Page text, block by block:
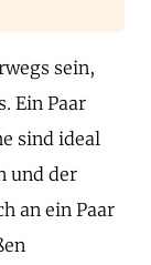
sein,
Ein Paar
sind ideal
und der
an ein Paar